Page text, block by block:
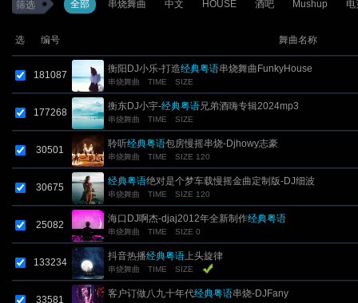
筛选 全部 串烧舞曲 中文 HOUSE 酒吧 Mushup 电
选 编号 舞曲名称
181087
衡阳DJ小乐-打造经典粤语串烧舞曲FunkyHouse
串烧舞曲 TIME SIZE
177268
衡东DJ小宇-经典粤语兄弟酒嗨专辑2024mp3
串烧舞曲 TIME SIZE
30501
聆听经典粤语包房慢摇串烧-Djhowy志豪
串烧舞曲 TIME SIZE 120
30675
经典粤语绝对是个梦车载慢摇金曲定制版-DJ细波
串烧舞曲 TIME SIZE 120
25082
海口DJ啊杰-djaj2012年全新制作经典粤语
串烧舞曲 TIME SIZE 0
133234
抖音热播经典粤语上头旋律
串烧舞曲 TIME SIZE
33581
客户订做八九十年代经典粤语串烧-DJFany